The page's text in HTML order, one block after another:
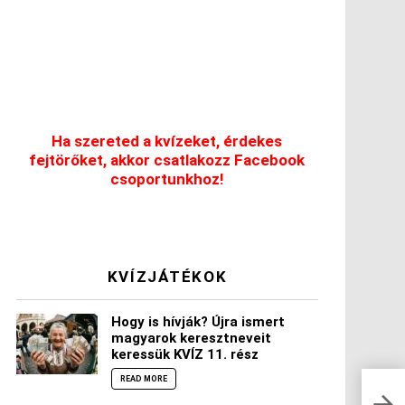
Ha szereted a kvízeket, érdekes
fejtörőket, akkor csatlakozz Facebook
csoportunkhoz!
KVÍZJÁTÉKOK
Hogy is hívják? Újra ismert
magyarok keresztneveit
keressük KVÍZ 11. rész
READ MORE